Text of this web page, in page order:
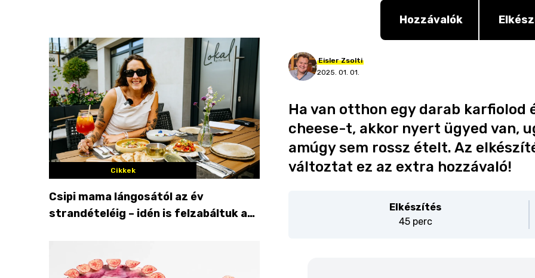
Cikkek
Csipi mama lángosától az év
strandételéig – idén is felzabáltuk a
Hozzávalók
Eisler Zsolti
2025. 01. 01.
Ha van otthon egy darab karfiolod
cheese-t, akkor nyert ügyed van,
amúgy sem rossz ételt. Az
változtat ez az extra hozzávaló!
Elkészítés
45 perc